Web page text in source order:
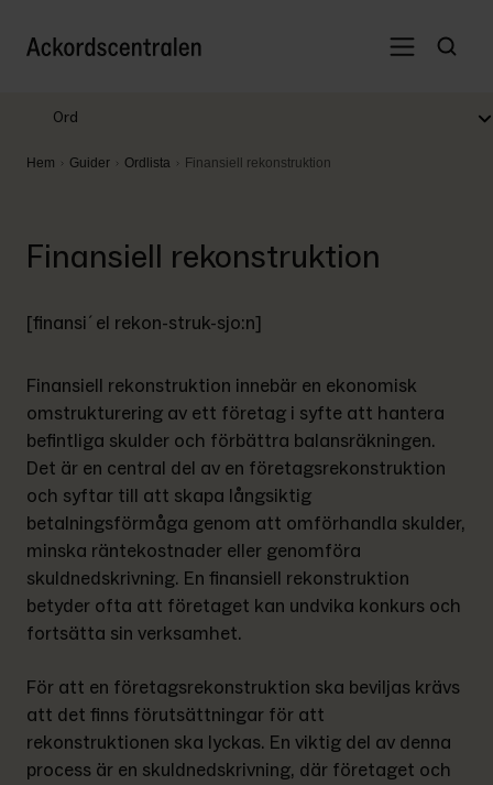
Hem Guider Ordlista Finansiell rekonstruktion
Ord
Finansiell rekonstruktion
[finansi´el rekon-struk-sjo:n]
Finansiell rekonstruktion innebär en ekonomisk
omstrukturering av ett företag i syfte att hantera
befintliga skulder och förbättra balansräkningen.
Det är en central del av en företagsrekonstruktion
och syftar till att skapa långsiktig
betalningsförmåga genom att omförhandla skulder,
minska räntekostnader eller genomföra
skuldnedskrivning. En finansiell rekonstruktion
betyder ofta att företaget kan undvika konkurs och
fortsätta sin verksamhet.
För att en företagsrekonstruktion ska beviljas krävs
att det finns förutsättningar för att
rekonstruktionen ska lyckas. En viktig del av denna
process är en skuldnedskrivning, där företaget och